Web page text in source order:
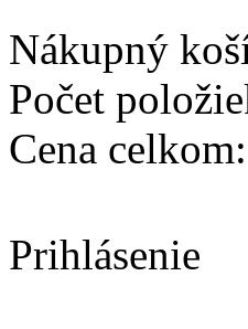
Nákupný
Počet
Cena celkom:
Prihlásenie